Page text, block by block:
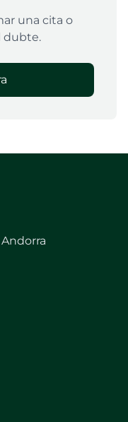
una cita o
dubte.